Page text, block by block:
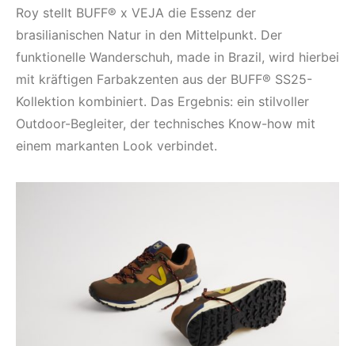
Roy stellt BUFF® x VEJA die Essenz der
brasilianischen Natur in den Mittelpunkt. Der
funktionelle Wanderschuh, made in Brazil, wird hierbei
mit kräftigen Farbakzenten aus der BUFF® SS25-
Kollektion kombiniert. Das Ergebnis: ein stilvoller
Outdoor-Begleiter, der technisches Know-how mit
einem markanten Look verbindet.